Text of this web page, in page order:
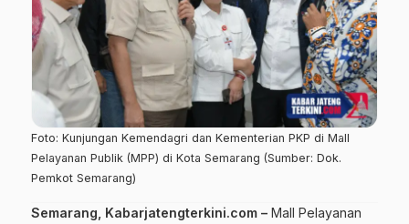
Foto: Kunjungan Kemendagri dan Kementerian PKP di Mall
Pelayanan Publik (MPP) di Kota Semarang (Sumber: Dok.
Pemkot Semarang)
Semarang, Kabarjatengterkini.com – Mall Pelayanan